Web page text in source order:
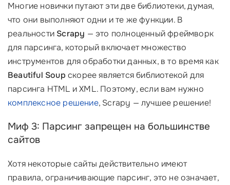
Многие новички путают эти две библиотеки, думая,
что они выполняют одни и те же функции. В
реальности Scrapy — это полноценный фреймворк
для парсинга, который включает множество
инструментов для обработки данных, в то время как
Beautiful Soup скорее является библиотекой для
парсинга HTML и XML. Поэтому, если вам нужно
комплексное решение, Scrapy — лучшее решение!
Миф 3: Парсинг запрещен на большинстве
сайтов
Хотя некоторые сайты действительно имеют
правила, ограничивающие парсинг, это не означает,